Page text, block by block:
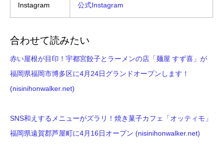
Instagram 公式Instagram
合わせて読みたい
赤い屋根が目印！宇都宮餃子とラーメンの店「麺屋 すず喜」が
福岡県福岡市博多区に4月24日グランドオープンします！
(nisinihonwalker.net)
SNS和えするメニューがズラリ！焼き菓子カフェ「オッティモ」
福岡県遠賀郡芦屋町に4月16日オープン (nisinihonwalker.net)